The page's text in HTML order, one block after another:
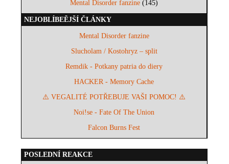
Mental Disorder fanzine (145)
NEJOBLÍBEĚJŠÍ ČLÁNKY
Mental Disorder fanzine
Slucholam / Kostohryz – split
Remdik - Potkany patria do diery
HACKER - Memory Cache
⚠️ VEGALITÉ POTŘEBUJE VAŠI POMOC! ⚠️
Noi!se - Fate Of The Union
Falcon Burns Fest
POSLEDNÍ REAKCE